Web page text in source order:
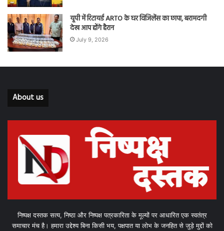
यूपी में रिटायर्ड ARTO के घर विजिलेंस का छापा, बरामदगी
देख आप होंगे हैरान
July 9, 2026
About us
निष्पक्ष दस्तक सत्य, निष्ठा और निष्पक्ष पत्रकारिता के मूल्यों पर आधारित एक स्वतंत्र
समाचार मंच है। हमारा उद्देश्य बिना किसी भय, पक्षपात या लोभ के जनहित से जुड़े मुद्दों को